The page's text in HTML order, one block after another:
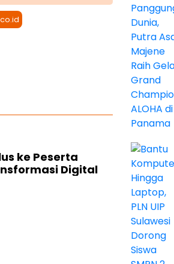
ke Peserta
Digital